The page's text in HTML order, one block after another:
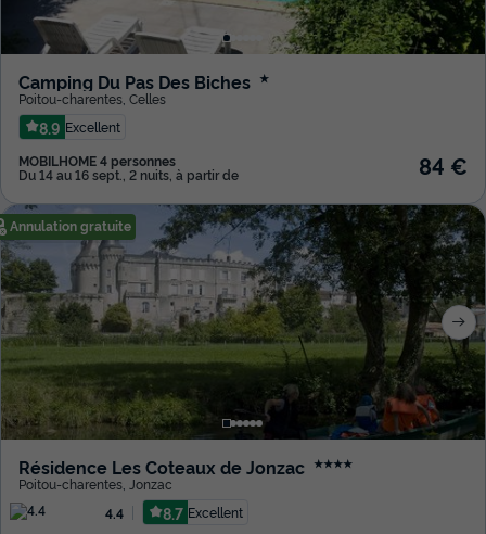
Camping Du Pas Des Biches ★
Poitou-charentes Celles
8.9 Excellent
MOBILHOME 4 personnes
Du 14 au 16 sept., 2 nuits, à partir de 84 €
Annulation gratuite
Résidence Les Coteaux de Jonzac ★★★★
Poitou-charentes Jonzac
4.4
8.7 Excellent